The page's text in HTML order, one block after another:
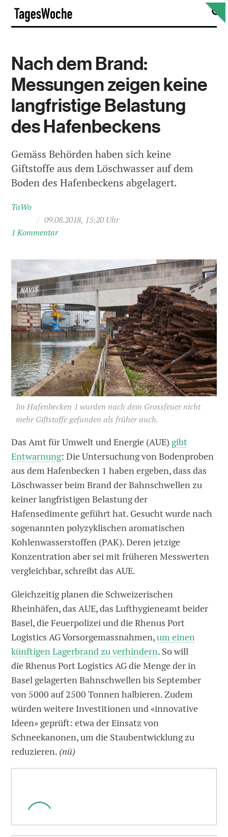
Skip
content
Nach dem Brand:
Messungen zeigen keine
langfristige Belastung
des Hafenbeckens
Gemäss Behörden haben sich keine
Giftstoffe aus dem Löschwasser auf dem
Boden des Hafenbeckens abgelagert.
TaWo
/ 09.08.2018, 15:20 Uhr
1 Kommentar
Im Hafenbecken 1 wurden nach dem Grossfeuer nicht
mehr Giftstoffe gefunden als früher auch.
Das Amt für Umwelt und Energie (AUE) gibt
Entwarnung: Die Untersuchung von Bodenproben
aus dem Hafenbecken 1 haben ergeben, dass das
Löschwasser beim Brand der Bahnschwellen zu
keiner langfristigen Belastung der
Hafensedimente geführt hat. Gesucht wurde nach
sogenannten polyzyklischen aromatischen
Kohlenwasserstoffen (PAK). Deren jetzige
Konzentration aber sei mit früheren Messwerten
vergleichbar, schreibt das AUE.
Gleichzeitig planen die Schweizerischen
Rheinhäfen, das AUE, das Lufthygieneamt beider
Basel, die Feuerpolizei und die Rhenus Port
Logistics AG Vorsorgemassnahmen,um einen
künftigen Lagerbrand zu verhindern. So will
die Rhenus Port Logistics AG die Menge der in
Basel gelagerten Bahnschwellen bis September
von 5000 auf 2500 Tonnen halbieren. Zudem
würden weitere Investitionen und «innovative
Ideen» geprüft: etwa der Einsatz von
Schneekanonen, um die Staubentwicklung zu
reduzieren. (nü)